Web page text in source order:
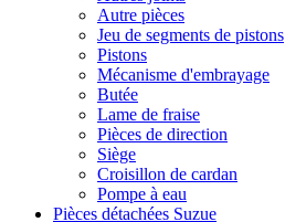
Autre pièces
Jeu de segments de pistons
Pistons
Mécanisme d'embrayage
Butée
Lame de fraise
Pièces de direction
Siège
Croisillon de cardan
Pompe à eau
Pièces détachées Suzue